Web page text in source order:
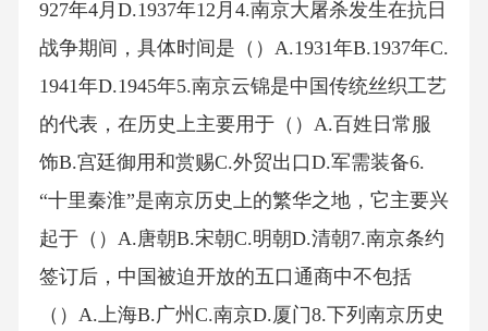
927年4月D.1937年12月4.南京大屠杀发生在抗日
战争期间，具体时间是（）A.1931年B.1937年C.
1941年D.1945年5.南京云锦是中国传统丝织工艺
的代表，在历史上主要用于（）A.百姓日常服
饰B.宫廷御用和赏赐C.外贸出口D.军需装备6.
“十里秦淮”是南京历史上的繁华之地，它主要兴
起于（）A.唐朝B.宋朝C.明朝D.清朝7.南京条约
签订后，中国被迫开放的五口通商中不包括
（）A.上海B.广州C.南京D.厦门8.下列南京历史